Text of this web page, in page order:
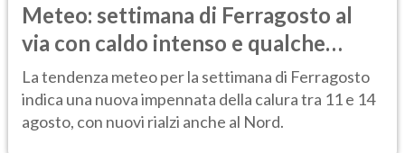
Meteo: settimana di Ferragosto al
via con caldo intenso e qualche
temporale
La tendenza meteo per la settimana di Ferragosto
indica una nuova impennata della calura tra 11 e 14
agosto, con nuovi rialzi anche al Nord.